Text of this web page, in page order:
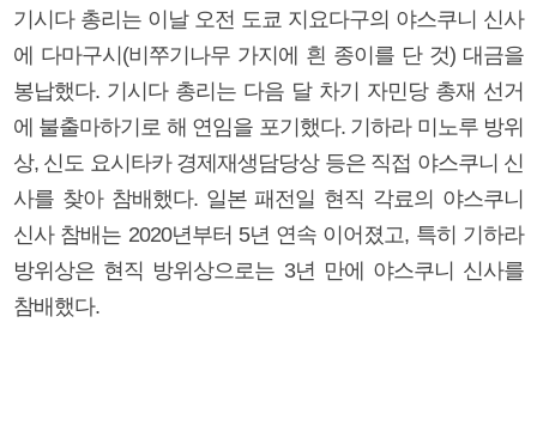
기시다 총리는 이날 오전 도쿄 지요다구의 야스쿠니 신사
에 다마구시(비쭈기나무 가지에 흰 종이를 단 것) 대금을
봉납했다. 기시다 총리는 다음 달 차기 자민당 총재 선거
에 불출마하기로 해 연임을 포기했다. 기하라 미노루 방위
상, 신도 요시타카 경제재생담당상 등은 직접 야스쿠니 신
사를 찾아 참배했다. 일본 패전일 현직 각료의 야스쿠니
신사 참배는 2020년부터 5년 연속 이어졌고, 특히 기하라
방위상은 현직 방위상으로는 3년 만에 야스쿠니 신사를
참배했다.